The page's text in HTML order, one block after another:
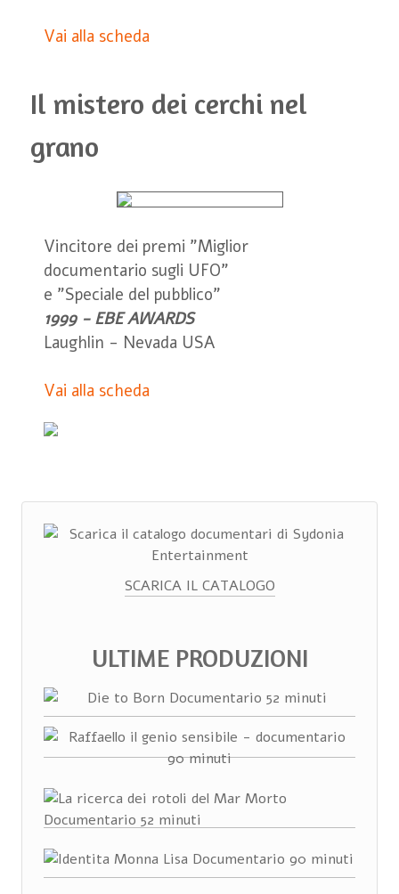
Vai alla scheda
Il mistero dei cerchi nel
grano
Vincitore dei premi "Miglior
documentario sugli UFO"
e "Speciale del pubblico"
1999 - EBE AWARDS
Laughlin - Nevada USA
Vai alla scheda
SCARICA IL CATALOGO
ULTIME PRODUZIONI